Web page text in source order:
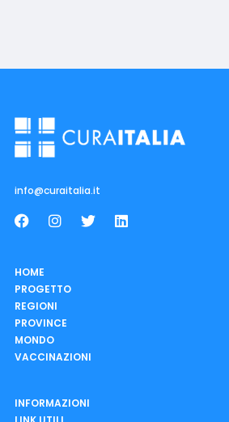
info@curaitalia.it
HOME
PROGETTO
REGIONI
PROVINCE
MONDO
VACCINAZIONI
INFORMAZIONI